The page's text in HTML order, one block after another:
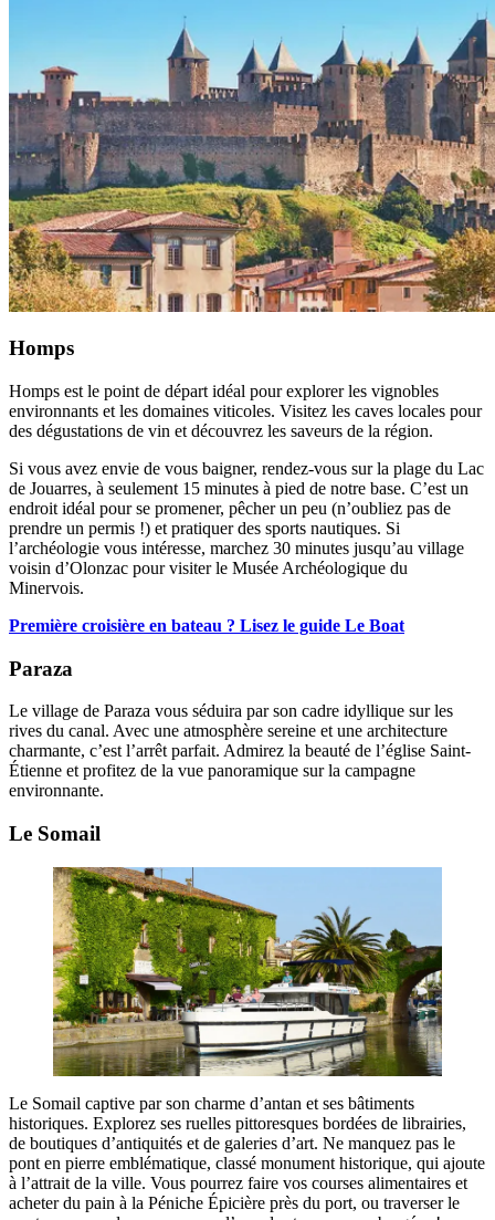
Homps
Homps est le point de départ idéal pour explorer les vignobles
environnants et les domaines viticoles. Visitez les caves locales pour
des dégustations de vin et découvrez les saveurs de la région.
Si vous avez envie de vous baigner, rendez-vous sur la plage du Lac
de Jouarres, à seulement 15 minutes à pied de notre base. C’est un
endroit idéal pour se promener, pêcher un peu (n’oubliez pas de
prendre un permis !) et pratiquer des sports nautiques. Si
l’archéologie vous intéresse, marchez 30 minutes jusqu’au village
voisin d’Olonzac pour visiter le Musée Archéologique du
Minervois.
Première croisière en bateau ? Lisez le guide Le Boat
Paraza
Le village de Paraza vous séduira par son cadre idyllique sur les
rives du canal. Avec une atmosphère sereine et une architecture
charmante, c’est l’arrêt parfait. Admirez la beauté de l’église Saint-
Étienne et profitez de la vue panoramique sur la campagne
environnante.
Le Somail
Le Somail captive par son charme d’antan et ses bâtiments
historiques. Explorez ses ruelles pittoresques bordées de librairies,
de boutiques d’antiquités et de galeries d’art. Ne manquez pas le
pont en pierre emblématique, classé monument historique, qui ajoute
à l’attrait de la ville. Vous pourrez faire vos courses alimentaires et
acheter du pain à la Péniche Épicière près du port, ou traverser le